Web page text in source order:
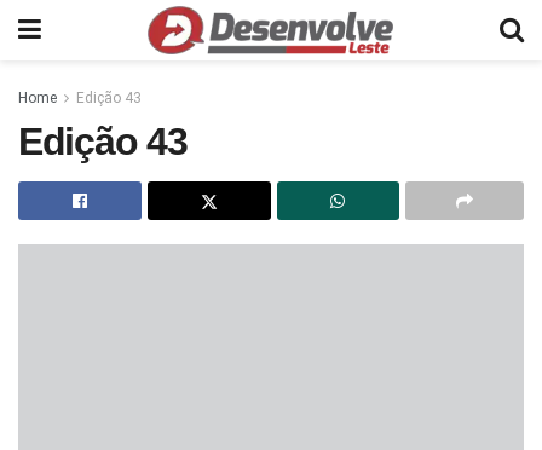
Home Edição 43
Edição 43